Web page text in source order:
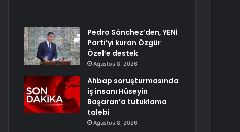
Pedro Sánchez’den, YENİ
Parti’yi kuran Özgür
Özel’e destek
Ağustos 8, 2026
Ahbap soruşturmasında
iş insanı Hüseyin
Başaran’a tutuklama
talebi
Ağustos 8, 2026